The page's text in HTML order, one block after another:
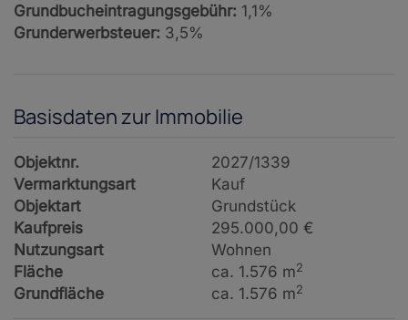
Grundbucheintragungsgebühr: 1,1%
Grunderwerbsteuer: 3,5%
Basisdaten zur Immobilie
Objektnr.
2027/1339
Vermarktungsart
Kauf
Objektart
Grundstück
Kaufpreis
295.000,00 €
Nutzungsart
Wohnen
Fläche
ca. 1.576 m2
Grundfläche ca. 1.576 m2